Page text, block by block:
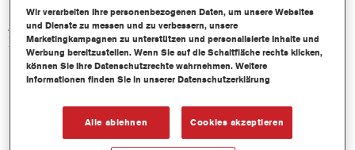
Artikelnummer
XB-PG1 1.00 LI
Materialnummer
Wir verarbeiten Ihre personenbezogenen Daten, um unsere Websites
und Dienste zu messen und zu verbessern, unsere
Marketingkampagnen zu unterstützen und personalisierte Inhalte und
Werbung bereitzustellen. Wenn Sie auf die Schaltfläche rechts klicken,
können Sie Ihre Datenschutzrechte wahrnehmen. Weitere
Informationen finden Sie in unserer Datenschutzerklärung
Alle ablehnen Cookies akzeptieren